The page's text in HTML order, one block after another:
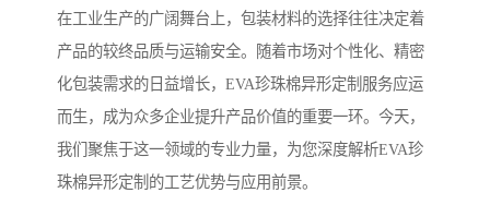
在工业生产的广阔舞台上，包装材料的选择往往决定着
产品的较终品质与运输安全。随着市场对个性化、精密
化包装需求的日益增长，EVA珍珠棉异形定制服务应运
而生，成为众多企业提升产品价值的重要一环。今天，
我们聚焦于这一领域的专业力量，为您深度解析EVA珍
珠棉异形定制的工艺优势与应用前景。